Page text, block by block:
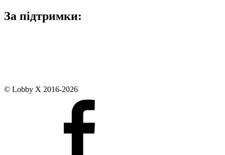
За підтримки:
© Lobby X 2016-2026